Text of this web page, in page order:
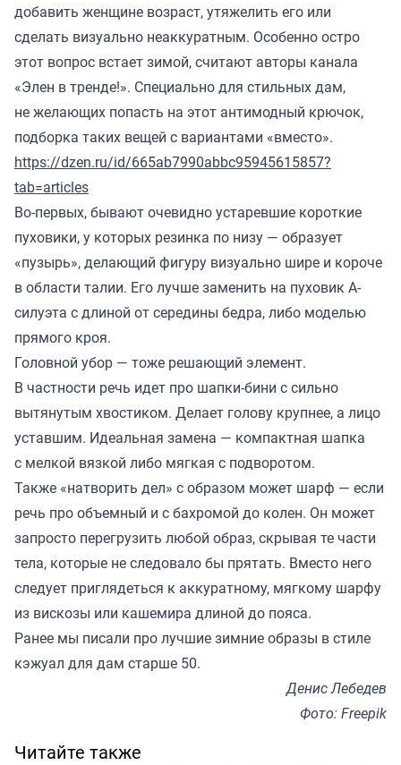
добавить женщине возраст, утяжелить его или
сделать визуально неаккуратным. Особенно остро
этот вопрос встает зимой, считают авторы канала
«Элен в тренде!». Специально для стильных дам,
не желающих попасть на этот антимодный крючок,
подборка таких вещей с вариантами «вместо».
https://dzen.ru/id/665ab7990abbc95945615857?
tab=articles
Во-первых, бывают очевидно устаревшие короткие
пуховики, у которых резинка по низу — образует
«пузырь», делающий фигуру визуально шире и короче
в области талии. Его лучше заменить на пуховик А-
силуэта с длиной от середины бедра, либо моделью
прямого кроя.
Головной убор — тоже решающий элемент.
В частности речь идет про шапки-бини с сильно
вытянутым хвостиком. Делает голову крупнее, а лицо
уставшим. Идеальная замена — компактная шапка
с мелкой вязкой либо мягкая с подворотом.
Также «натворить дел» с образом может шарф — если
речь про объемный и с бахромой до колен. Он может
запросто перегрузить любой образ, скрывая те части
тела, которые не следовало бы прятать. Вместо него
следует приглядеться к аккуратному, мягкому шарфу
из вискозы или кашемира длиной до пояса.
Ранее мы писали про лучшие зимние образы в стиле
кэжуал для дам старше 50.
Денис Лебедев
Фото: Freepik
Читайте также